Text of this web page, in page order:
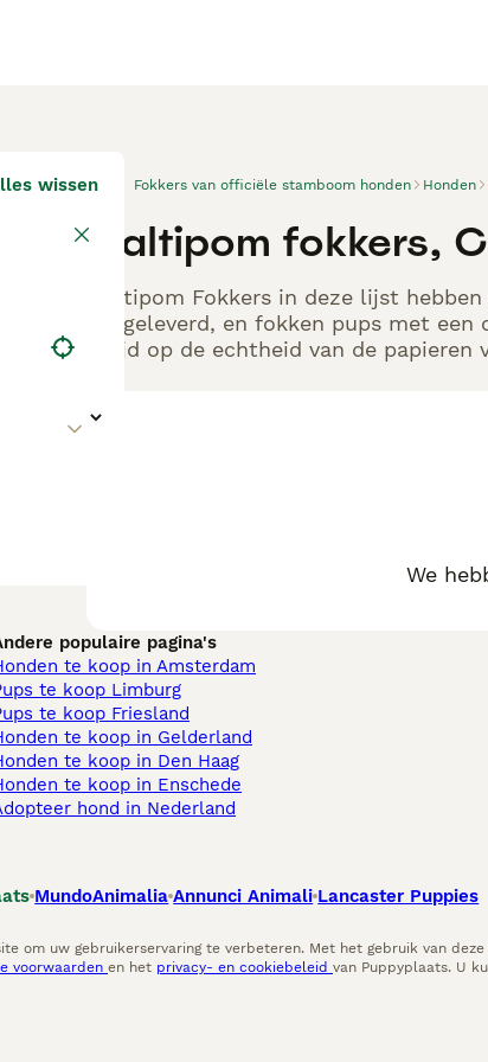
wissen Fokkers van officiële stamboom honden Honden
Maltipom fokkers,
Maltipom Fokkers in deze lijst
aangeleverd, en fokken pups met
altijd op de echtheid van de
We
populaire pagina's
te koop in Amsterdam
te koop Limburg​
te koop Friesland​
te koop in Gelderland
te koop in Den Haag
te koop in Enschede
hond in Nederland
MundoAnimalia Annunci Animali Lancaster Puppies
om uw gebruikerservaring te verbeteren. Met het gebruik van
voorwaarden en het privacy- en cookiebeleid van Puppyplaats. U